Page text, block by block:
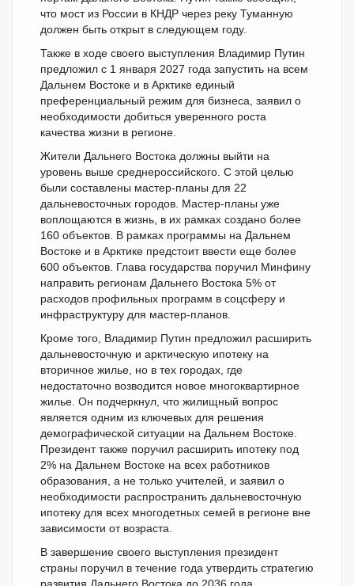
что мост из России в КНДР через реку Туманную
должен быть открыт в следующем году.
Также в ходе своего выступления Владимир Путин
предложил с 1 января 2027 года запустить на всем
Дальнем Востоке и в Арктике единый
преференциальный режим для бизнеса, заявил о
необходимости добиться уверенного роста
качества жизни в регионе.
Жители Дальнего Востока должны выйти на
уровень выше среднероссийского. С этой целью
были составлены мастер-планы для 22
дальневосточных городов. Мастер-планы уже
воплощаются в жизнь, в их рамках создано более
160 объектов. В рамках программы на Дальнем
Востоке и в Арктике предстоит ввести еще более
600 объектов. Глава государства поручил Минфину
направить регионам Дальнего Востока 5% от
расходов профильных программ в соцсферу и
инфраструктуру для мастер-планов.
Кроме того, Владимир Путин предложил расширить
дальневосточную и арктическую ипотеку на
вторичное жилье, но в тех городах, где
недостаточно возводится новое многоквартирное
жилье. Он подчеркнул, что жилищный вопрос
является одним из ключевых для решения
демографической ситуации на Дальнем Востоке.
Президент также поручил расширить ипотеку под
2% на Дальнем Востоке на всех работников
образования, а не только учителей, и заявил о
необходимости распространить дальневосточную
ипотеку для всех многодетных семей в регионе вне
зависимости от возраста.
В завершение своего выступления президент
страны поручил в течение года утвердить стратегию